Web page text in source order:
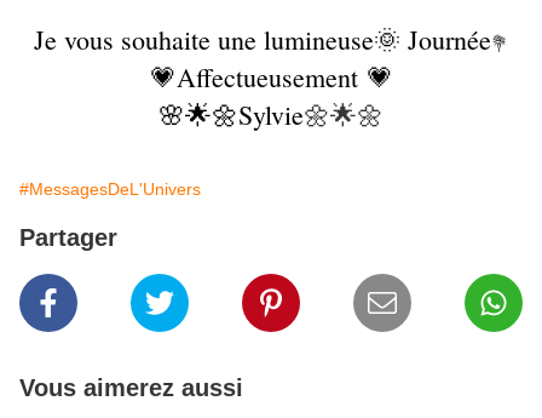
Je vous souhaite une lumineuse🌞 Journée💐
💗Affectueusement 💗
🌸🌟🌼Sylvie🌼🌟🌼
#MessagesDeL'Univers
Partager
Vous aimerez aussi